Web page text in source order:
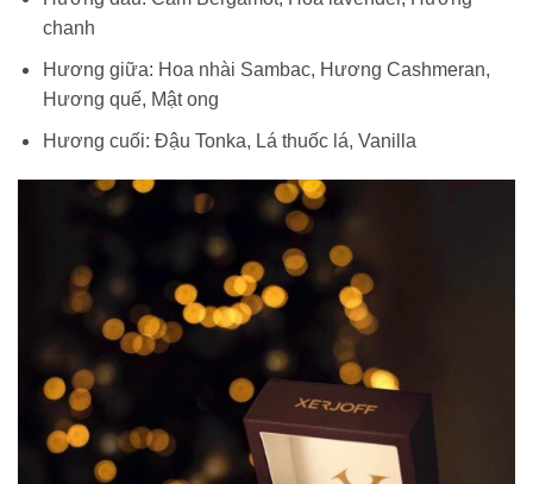
chanh
Hương giữa: Hoa nhài Sambac, Hương Cashmeran,
Hương quế, Mật ong
Hương cuối: Đậu Tonka, Lá thuốc lá, Vanilla